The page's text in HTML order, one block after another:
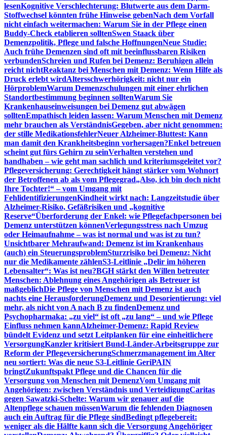
lesenKognitive Verschlechterung: Blutwerte aus dem Darm-
Stoffwechsel könnten frühe Hinweise gebenNach dem Vorfall
nicht einfach weitermachen: Warum Sie in der Pflege einen
Buddy-Check etablieren solltenSwen Staack über
Demenzpolitik, Pflege und falsche HoffnungenNeue Studie:
Auch frühe Demenzen sind oft mit beeinflussbaren Risiken
verbundenSchreien und Rufen bei Demenz: Beruhigen allein
reicht nichtReaktanz bei Menschen mit Demenz: Wenn Hilfe als
Druck erlebt wirdAltersschwerhörigkeit: nicht nur ein
HörproblemWarum Demenzschulungen mit einer ehrlichen
Standortbestimmung beginnen solltenWarum Sie
Krankenhauseinweisungen bei Demenz gut abwägen
solltenEmpathisch leiden lassen: Warum Menschen mit Demenz
mehr brauchen als VerständnisGegeben, aber nicht genommen:
der stille MedikationsfehlerNeuer Alzheimer-Bluttest: Kann
man damit den Krankheitsbeginn vorhersagen?Enkel betreuen
scheint gut fürs Gehirn zu seinVerhalten verstehen und
handhaben – wie geht man sachlich und kriteriumsgeleitet vor?
Pflegeversicherung: Gerechtigkeit hängt stärker vom Wohnort
der Betroffenen ab als vom Pflegegrad„Also, ich bin doch nicht
Ihre Tochter!“ – vom Umgang mit
FehlidentifizierungenKindheit wirkt nach: Langzeitstudie über
Alzheimer-Risiko, Gefäßrisiken und „kognitive
Reserve“Überforderung der Enkel: wie Pflegefachpersonen bei
Demenz unterstützen könnenVerlegungsstress nach Umzug
oder Heimaufnahme – was ist normal und was ist zu tun?
Unsichtbarer Mehraufwand: Demenz ist im Krankenhaus
(auch) ein SteuerungsproblemSturzrisiko bei Demenz: Nicht
nur die Medikamente zählenS3-Leitlinie „Delir im höheren
Lebensalter“: Was ist neu?BGH stärkt den Willen betreuter
Menschen: Ablehnung eines Angehörigen als Betreuer ist
maßgeblichDie Pflege von Menschen mit Demenz ist auch
nachts eine HerausforderungDemenz und Desorientierung: viel
mehr, als nicht von A nach B zu findenDemenz und
Psychopharmaka: „zu viel“ ist oft „zu lang“ – und wie Pflege
Einfluss nehmen kannAlzheimer-Demenz: Rapid Review
bündelt Evidenz und setzt Leitplanken für eine einheitlichere
VersorgungKanzler kritisiert Bund-Länder-Arbeitsgruppe zur
Reform der PflegeversicherungSchmerzmanagement im Alter
neu sortiert: Was die neue S3-Leitlinie GeriPAIN
bringtZukunftspakt Pflege und die Chancen für die
Versorgung von Menschen mit DemenzVom Umgang mit
Angehörigen: zwischen Verständnis und VerteidigungCaritas
gegen Sawatzki-Schelte: Warum wir genauer auf die
Altenpflege schauen müssenWarum die fehlenden Diagnosen
auch ein Auftrag für die Pflege sindBedingt pflegebereit:
weniger als die Hälfte kann sich die Versorgung Angehöriger